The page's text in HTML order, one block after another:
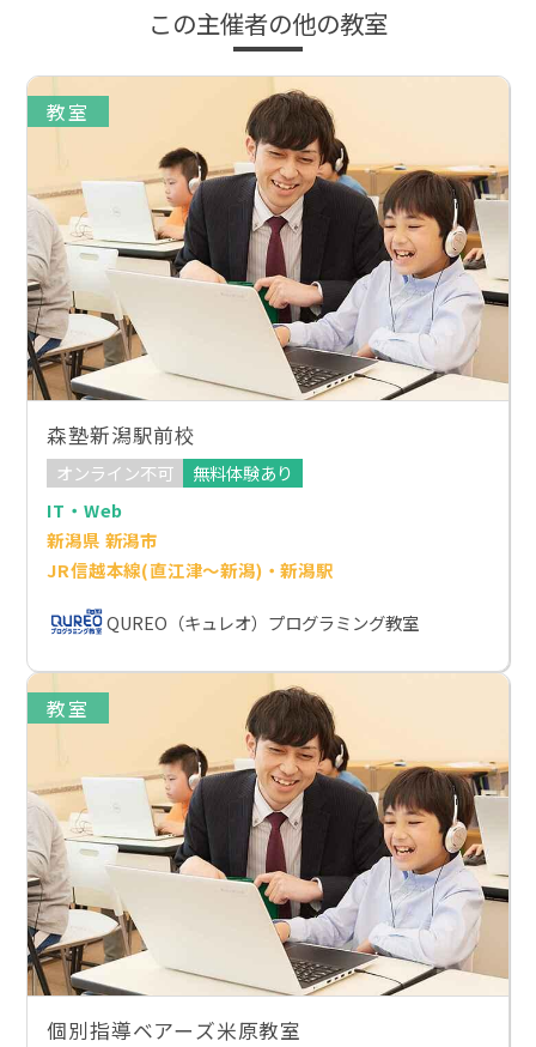
この主催者の他の教室
教室
森塾新潟駅前校
オンライン不可
無料体験あり
IT・Web
新潟県 新潟市
JR信越本線(直江津～新潟)・新潟駅
QUREO（キュレオ）プログラミング教室
教室
個別指導ベアーズ米原教室